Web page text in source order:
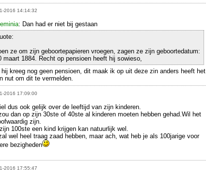
2016 14:14:32
: Dan had er niet bij gestaan
ze om zijn geboortepapieren vroegen, zagen ze zijn geboortedatum:
maart 1884. Recht op pensioen heeft hij sowieso,
hij kreeg nog geen pensioen, dit maak ik op uit deze zin anders heeft het
nut om dit te vermelden.
2016 17:09:00
dus ook gelijk over de leeftijd van zijn kinderen.
dan op zijn 30ste of 40ste al kinderen moeten hebben gehad.Wil het
zijn.
100ste een kind krijgen kan natuurlijk wel.
wel heel traag zaad hebben, maar ach, wat heb je als 100jarige voor
bezigheden
2016 17:55:47